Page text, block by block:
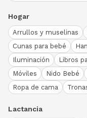
Hogar
Arrullos y muselinas
Cunas para bebé
Iluminación
Libros
Móviles
Nido Bebé
Ropa de cama
Lactancia